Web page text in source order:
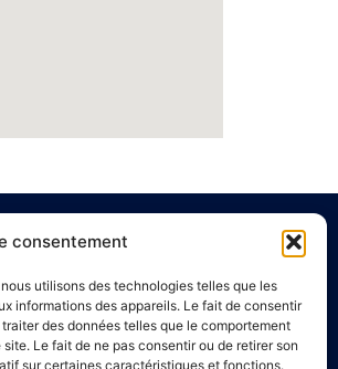
consentement
utilisons des technologies telles que les
informations des appareils. Le fait de consentir
des données telles que le comportement
Le fait de ne pas consentir ou de retirer son
sur certaines caractéristiques et fonctions.
Liens utiles
Annuaire de santé
Mentions légales
Politique de confidentialité